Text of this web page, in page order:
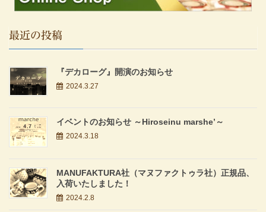
最近の投稿
『デカローグ』開演のお知らせ
2024.3.27
イベントのお知らせ ～Hiroseinu marshe’～
2024.3.18
MANUFAKTURA社（マヌファクトゥラ社）正規品、
入荷いたしました！
2024.2.8